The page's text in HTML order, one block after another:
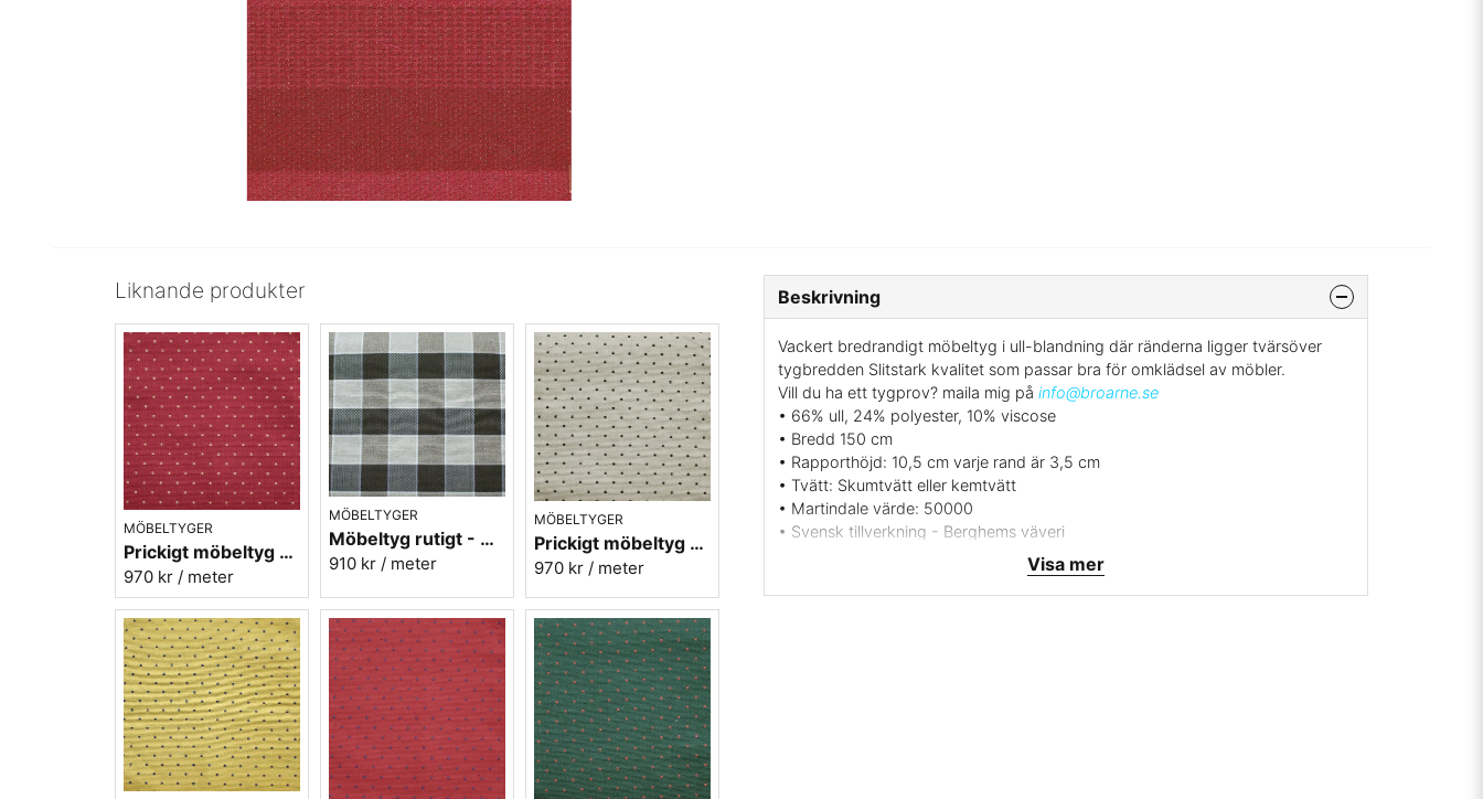
Liknande produkter
MÖBELTYGER
Prickigt möbeltyg röd-gul Micro nr.32
970 kr / meter
MÖBELTYGER
Möbeltyg rutigt - Herta nr.90 svart
910 kr / meter
MÖBELTYGER
Prickigt möbeltyg beige Micro nr.02
970 kr / meter
Beskrivning
Vackert bredrandigt möbeltyg i ull-blandning där ränderna ligger tvärsöver
tygbredden Slitstark kvalitet som passar bra för omklädsel av möbler.
Vill du ha ett tygprov? maila mig på info@broarne.se
• 66% ull, 24% polyester, 10% viscose
• Bredd 150 cm
• Rapporthöjd: 10,5 cm varje rand är 3,5 cm
• Tvätt: Skumtvätt eller kemtvätt
• Martindale värde: 50000
• Svensk tillverkning - Berghems väveri
• Mönsterbild: Tvärgående
Visa mer